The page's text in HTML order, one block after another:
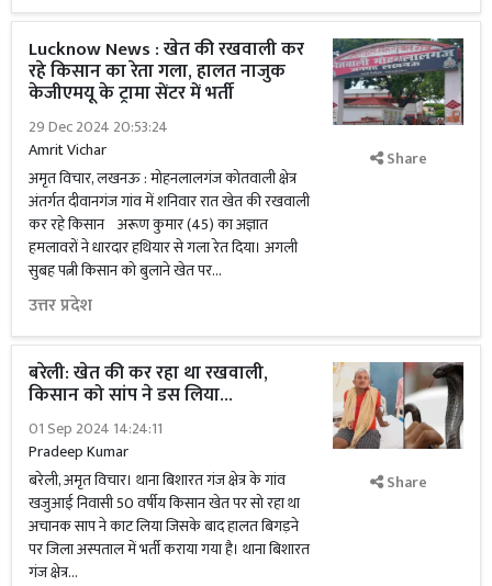
Lucknow News : खेत की रखवाली कर
रहे किसान का रेता गला, हालत नाजुक
केजीएमयू के ट्रामा सेंटर में भर्ती
29 Dec 2024 20:53:24
Amrit Vichar
अमृत विचार, लखनऊ : मोहनलालगंज कोतवाली क्षेत्र
अंतर्गत दीवानगंज गांव में शनिवार रात खेत की रखवाली
कर रहे किसान अरूण कुमार (45) का अज्ञात
हमलावरों ने धारदार हथियार से गला रेत दिया। अगली
सुबह पत्नी किसान को बुलाने खेत पर...
उत्तर प्रदेश
Share
बरेली: खेत की कर रहा था रखवाली,
किसान को सांप ने डस लिया...
01 Sep 2024 14:24:11
Pradeep Kumar
बरेली, अमृत विचार। थाना बिशारत गंज क्षेत्र के गांव
खजुआई निवासी 50 वर्षीय किसान खेत पर सो रहा था
अचानक साप ने काट लिया जिसके बाद हालत बिगड़ने
पर जिला अस्पताल में भर्ती कराया गया है। थाना बिशारत
गंज क्षेत्र...
Share